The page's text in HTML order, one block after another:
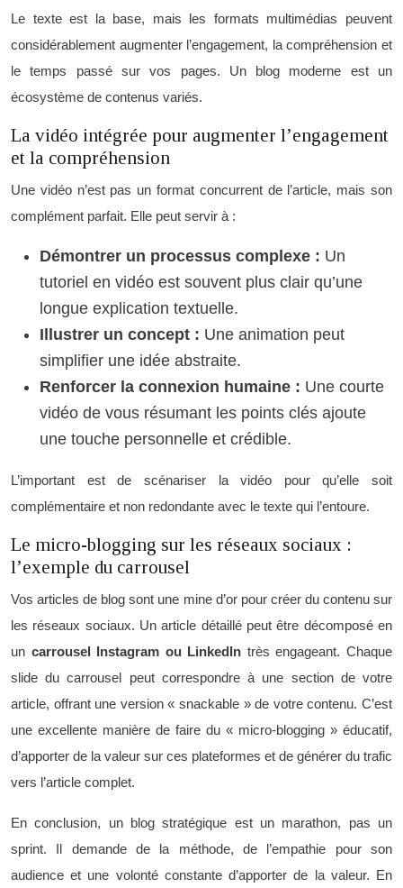
Le texte est la base, mais les formats multimédias peuvent
considérablement augmenter l’engagement, la compréhension et
le temps passé sur vos pages. Un blog moderne est un
écosystème de contenus variés.
La vidéo intégrée pour augmenter l’engagement
et la compréhension
Une vidéo n’est pas un format concurrent de l’article, mais son
complément parfait. Elle peut servir à :
Démontrer un processus complexe : Un
tutoriel en vidéo est souvent plus clair qu’une
longue explication textuelle.
Illustrer un concept : Une animation peut
simplifier une idée abstraite.
Renforcer la connexion humaine : Une courte
vidéo de vous résumant les points clés ajoute
une touche personnelle et crédible.
L’important est de scénariser la vidéo pour qu’elle soit
complémentaire et non redondante avec le texte qui l’entoure.
Le micro-blogging sur les réseaux sociaux :
l’exemple du carrousel
Vos articles de blog sont une mine d’or pour créer du contenu sur
les réseaux sociaux. Un article détaillé peut être décomposé en
un carrousel Instagram ou LinkedIn très engageant. Chaque
slide du carrousel peut correspondre à une section de votre
article, offrant une version « snackable » de votre contenu. C’est
une excellente manière de faire du « micro-blogging » éducatif,
d’apporter de la valeur sur ces plateformes et de générer du trafic
vers l’article complet.
En conclusion, un blog stratégique est un marathon, pas un
sprint. Il demande de la méthode, de l’empathie pour son
audience et une volonté constante d’apporter de la valeur. En